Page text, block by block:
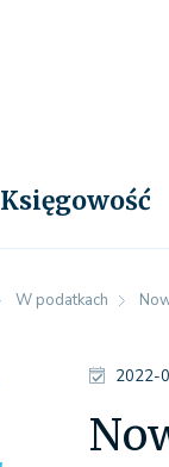
Księgowość
W podatkach
2022-